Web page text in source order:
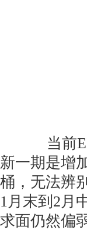
当前EIA
新一期是增
桶，无法辨
1月末到2月
求面仍然偏